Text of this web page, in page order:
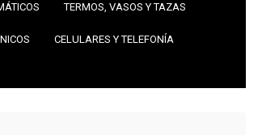
TERMOS, VASOS Y TAZAS
CELULARES Y TELEFONÍA